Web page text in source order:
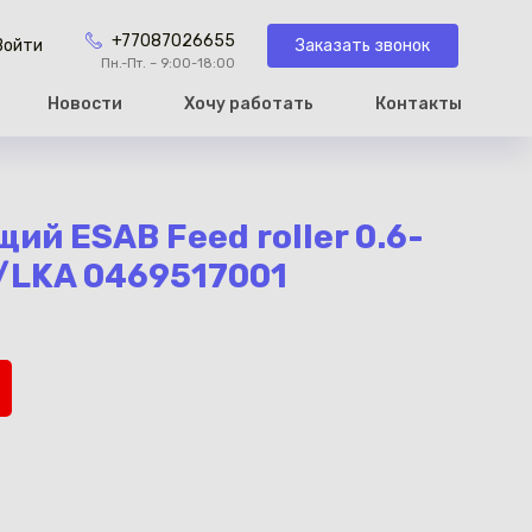
+77087026655
Пн.-Пт. – 9:00-18:00
Заказать звонок
Новости Хочу работать Контакты
ESAB Feed roller 0.6-
LKA 0469517001